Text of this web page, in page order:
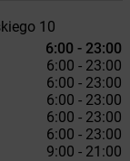
10
6:00 - 23:00
6:00 - 23:00
6:00 - 23:00
6:00 - 23:00
6:00 - 23:00
6:00 - 23:00
9:00 - 21:00